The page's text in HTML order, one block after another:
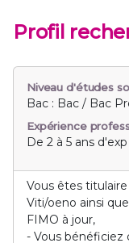
Profil
Niveau d'études
Bac : Bac / Bac
Expérience
De 2 à 5 ans d'exp
Vous êtes
Viti/oeno ainsi
FIMO à jour,
- Vous bénéficiez